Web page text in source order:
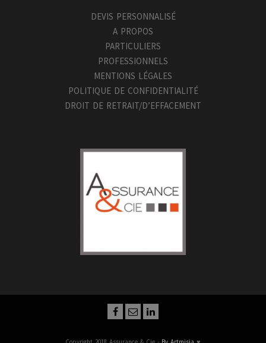
DEVIS PERSONNALISÉ
A PROPOS
PARTICULIERS
PROFESSIONNELS
MENTIONS LÉGALES
POLITIQUE DE CONFIDENTIALITÉ
DROIT DE RETRAIT/D’EFFACEMENT